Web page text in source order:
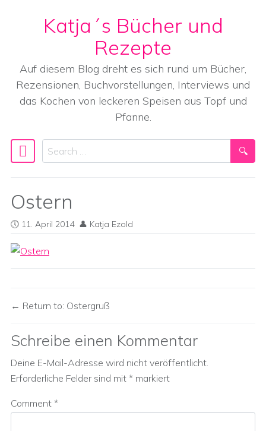
Skip to content
Katja´s Bücher und
Rezepte
Auf diesem Blog dreht es sich rund um Bücher,
Rezensionen, Buchvorstellungen, Interviews und
das Kochen von leckeren Speisen aus Topf und
Pfanne.
Main Navigation
Search
Ostern
11. April 2014 Katja Ezold
Return to: Ostergruß
Schreibe einen Kommentar
Deine E-Mail-Adresse wird nicht veröffentlicht.
Erforderliche Felder sind mit * markiert
Comment *